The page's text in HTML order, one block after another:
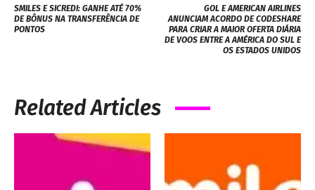
SMILES E SICREDI: GANHE ATÉ 70%
DE BÔNUS NA TRANSFERÊNCIA DE
PONTOS
GOL E AMERICAN AIRLINES
ANUNCIAM ACORDO DE CODESHARE
PARA CRIAR A MAIOR OFERTA DIÁRIA
DE VOOS ENTRE A AMÉRICA DO SUL E
OS ESTADOS UNIDOS
Related Articles